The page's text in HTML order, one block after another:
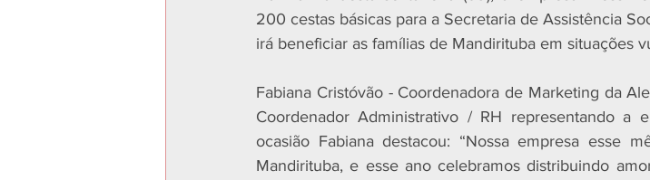
200 cestas básicas para a Secretaria de Assistência
irá beneficiar as famílias de Mandirituba em situações
Fabiana Cristóvão - Coordenadora de Marketing da
Coordenador Administrativo / RH representando a
ocasião Fabiana destacou: “Nossa empresa esse
Mandirituba, e esse ano celebramos distribuindo